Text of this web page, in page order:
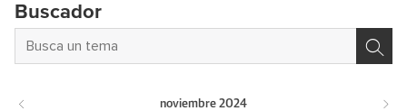
Buscador
noviembre 2024